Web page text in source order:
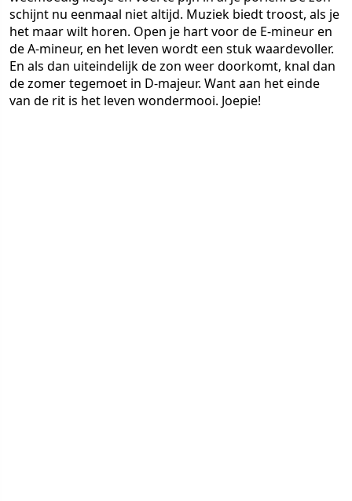
schijnt nu eenmaal niet altijd. Muziek biedt troost, als je
het maar wilt horen. Open je hart voor de E-mineur en
de A-mineur, en het leven wordt een stuk waardevoller.
En als dan uiteindelijk de zon weer doorkomt, knal dan
de zomer tegemoet in D-majeur. Want aan het einde
van de rit is het leven wondermooi. Joepie!